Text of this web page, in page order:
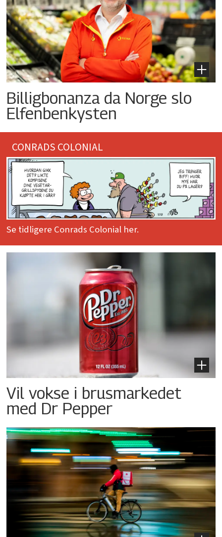
Billigbonanza da Norge slo
Elfenbenkysten
CONRADS COLONIAL
Se tidligere Conrads Colonial her.
Vil vokse i brusmarkedet
med Dr Pepper